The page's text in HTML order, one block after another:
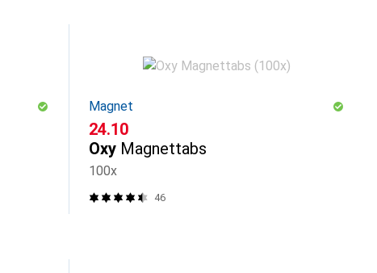
Magnet
CHF
24.10
Oxy Magnettabs
100x
46